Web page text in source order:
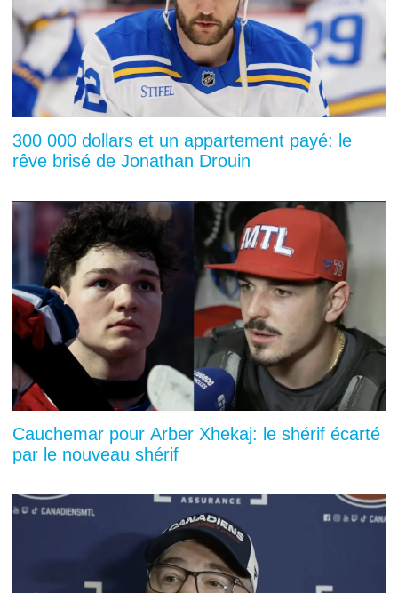
300 000 dollars et un appartement payé: le
rêve brisé de Jonathan Drouin
Cauchemar pour Arber Xhekaj: le shérif écarté
par le nouveau shérif